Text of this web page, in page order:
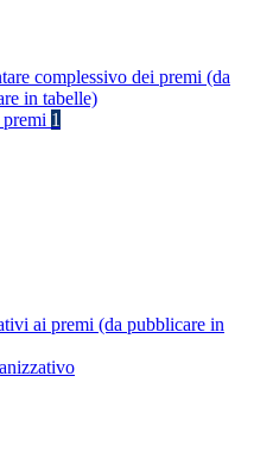
complessivo dei premi (da
in tabelle)
1
ai premi (da pubblicare in